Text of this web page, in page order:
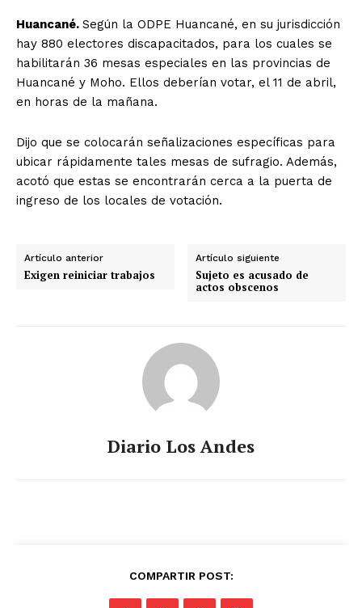
Huancané. Según la ODPE Huancané, en su jurisdicción
hay 880 electores discapacitados, para los cuales se
habilitarán 36 mesas especiales en las provincias de
Huancané y Moho. Ellos deberían votar, el 11 de abril,
en horas de la mañana.
Dijo que se colocarán señalizaciones específicas para
ubicar rápidamente tales mesas de sufragio. Además,
acotó que estas se encontrarán cerca a la puerta de
ingreso de los locales de votación.
Artículo anterior
Exigen reiniciar trabajos
Artículo siguiente
Sujeto es acusado de
actos obscenos
Diario Los Andes
COMPARTIR POST: